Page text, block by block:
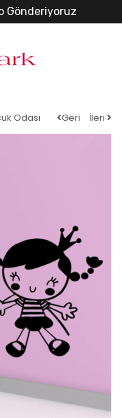
Gönderiyoruz
Odası Geri İleri